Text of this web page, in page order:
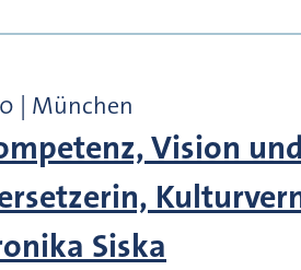
| München
Vision
Siska